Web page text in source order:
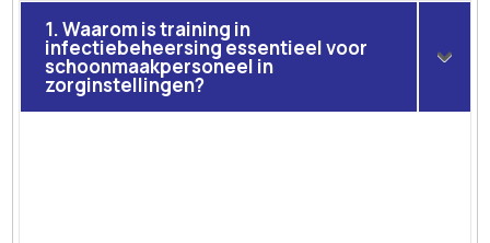
1. Waarom is training in
infectiebeheersing essentieel voor
schoonmaakpersoneel in
zorginstellingen?